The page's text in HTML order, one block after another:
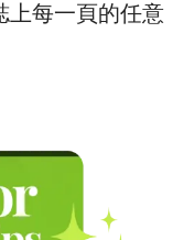
上每一頁的任意